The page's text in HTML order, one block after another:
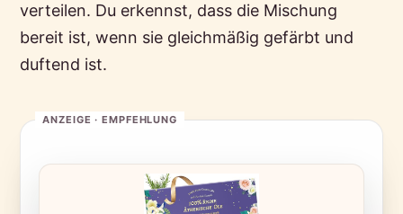
verteilen. Du erkennst, dass die Mischung
bereit ist, wenn sie gleichmäßig gefärbt und
duftend ist.